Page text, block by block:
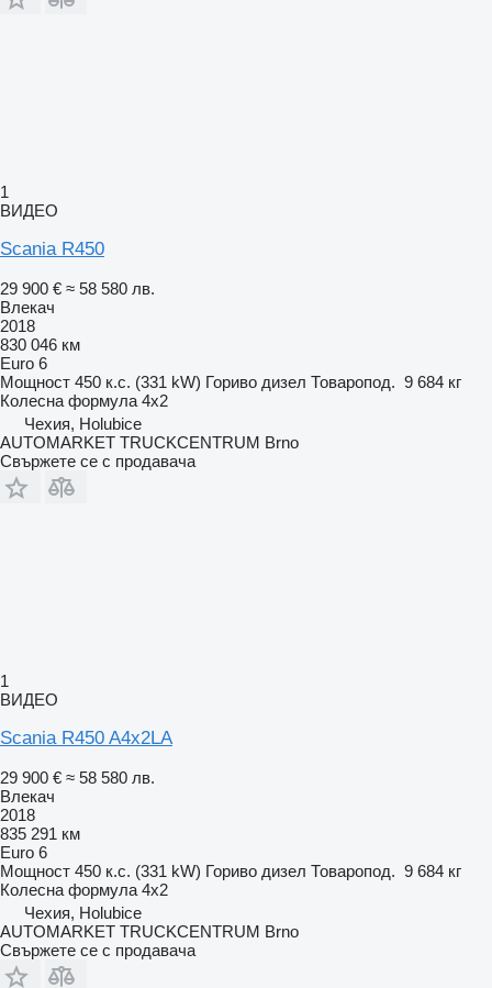
1
ВИДЕО
Scania R450
29 900 € ≈ 58 580 лв.
Влекач
2018
830 046 км
Euro 6
Мощност 450 к.с. (331 kW) Гориво дизел Товаропод. 9 684 кг
Колесна формула 4x2
Чехия, Holubice
AUTOMARKET TRUCKCENTRUM Brno
Свържете се с продавача
1
ВИДЕО
Scania R450 A4x2LA
29 900 € ≈ 58 580 лв.
Влекач
2018
835 291 км
Euro 6
Мощност 450 к.с. (331 kW) Гориво дизел Товаропод. 9 684 кг
Колесна формула 4x2
Чехия, Holubice
AUTOMARKET TRUCKCENTRUM Brno
Свържете се с продавача